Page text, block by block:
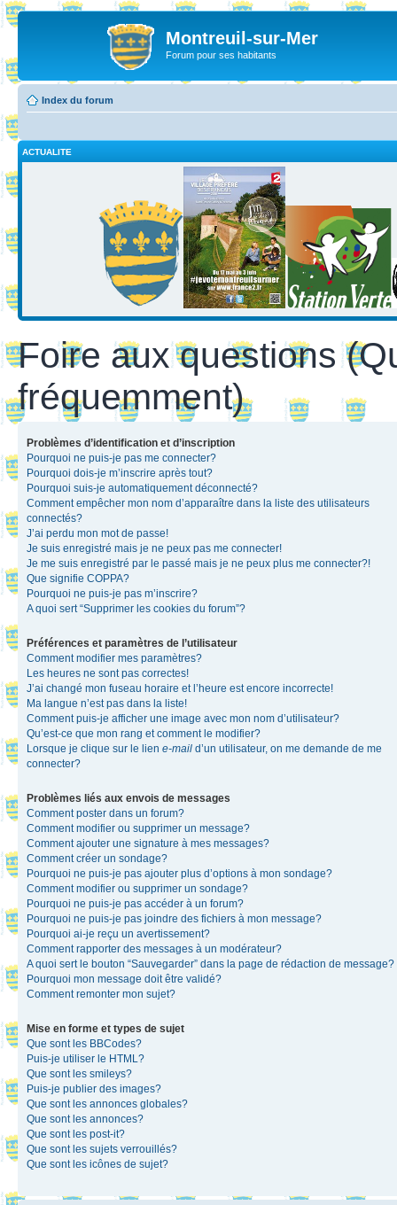
Montreuil-sur-Mer
Forum pour ses habitants
Index du forum
ACTUALITE
Foire aux questions
fréquemment)
Problèmes d’identification et d’inscription
Pourquoi ne puis-je pas me connecter?
Pourquoi dois-je m’inscrire après tout?
Pourquoi suis-je automatiquement déconnecté?
Comment empêcher mon nom d’apparaître dans la liste des utilisateurs
connectés?
J’ai perdu mon mot de passe!
Je suis enregistré mais je ne peux pas me connecter!
Je me suis enregistré par le passé mais je ne peux plus me connecter?!
Que signifie COPPA?
Pourquoi ne puis-je pas m’inscrire?
A quoi sert “Supprimer les cookies du forum”?
Préférences et paramètres de l’utilisateur
Comment modifier mes paramètres?
Les heures ne sont pas correctes!
J’ai changé mon fuseau horaire et l’heure est encore incorrecte!
Ma langue n’est pas dans la liste!
Comment puis-je afficher une image avec mon nom d’utilisateur?
Qu’est-ce que mon rang et comment le modifier?
Lorsque je clique sur le lien e-mail d’un utilisateur, on me demande de me
connecter?
Problèmes liés aux envois de messages
Comment poster dans un forum?
Comment modifier ou supprimer un message?
Comment ajouter une signature à mes messages?
Comment créer un sondage?
Pourquoi ne puis-je pas ajouter plus d’options à mon sondage?
Comment modifier ou supprimer un sondage?
Pourquoi ne puis-je pas accéder à un forum?
Pourquoi ne puis-je pas joindre des fichiers à mon message?
Pourquoi ai-je reçu un avertissement?
Comment rapporter des messages à un modérateur?
A quoi sert le bouton “Sauvegarder” dans la page de rédaction de message?
Pourquoi mon message doit être validé?
Comment remonter mon sujet?
Mise en forme et types de sujet
Que sont les BBCodes?
Puis-je utiliser le HTML?
Que sont les smileys?
Puis-je publier des images?
Que sont les annonces globales?
Que sont les annonces?
Que sont les post-it?
Que sont les sujets verrouillés?
Que sont les icônes de sujet?